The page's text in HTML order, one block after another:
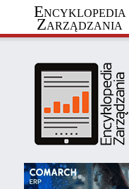
Encyklopedia
Zarządzania